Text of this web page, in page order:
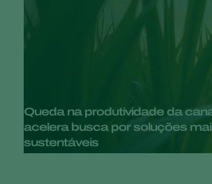
Queda na produtividade da
acelera busca por soluções
sustentáveis